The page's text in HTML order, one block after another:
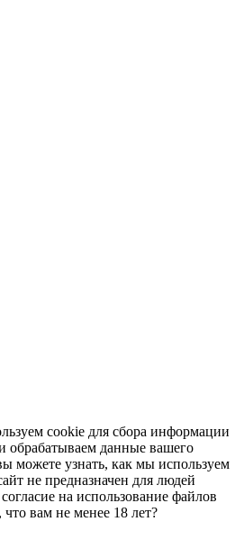
cookie для сбора информации
обрабатываем данные вашего
можете узнать, как мы используем
не предназначен для людей
на использование файлов
вам не менее 18 лет?